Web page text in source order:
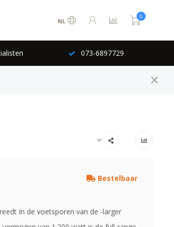
NL
0
073-6897729
Bestelbaar
In de voetsporen van de -larger